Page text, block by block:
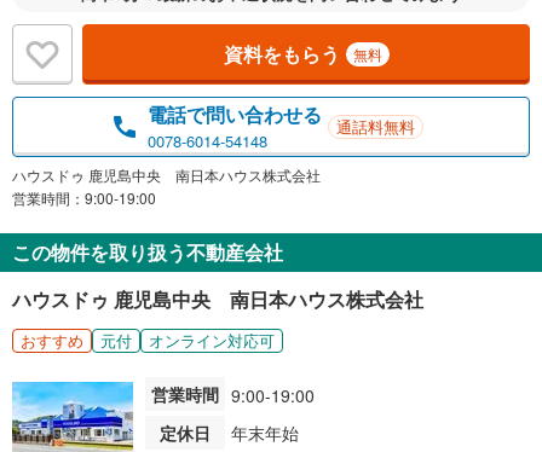
資料をもらう 無料
電話で問い合わせる
0078-6014-54148
通話料無料
ハウスドゥ 鹿児島中央 南日本ハウス株式会社
営業時間：9:00-19:00
この物件を取り扱う不動産会社
ハウスドゥ 鹿児島中央 南日本ハウス株式会社
おすすめ 元付 オンライン対応可
営業時間 9:00-19:00
定休日
年末年始